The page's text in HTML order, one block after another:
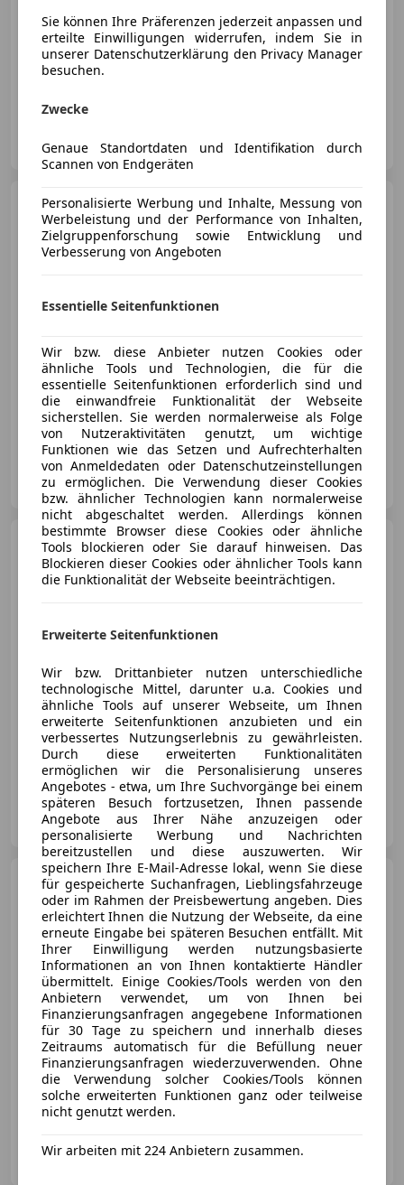
AT-2100 Korneuburg
BMW X7 MM50 i
€ 75 000
06/2022 84 000 km Benzin 390 kW (530 PS)
diplocars GmbH
AT-2100 Korneuburg
Mercedes-Benz SL 55
AMGSL 55 AMG Evolution
Mopf1
05/2006 76 000 km Benzin 380 kW (517 PS)
diplocars GmbH
AT-2100 Korneuburg
BMW Z1Z1 MY91
€ 38 990
12/1990 166 000 km Benzin 125 kW (170 PS)
diplocars GmbH
Sie können Ihre Präferenzen jederzeit anpassen und
erteilte Einwilligungen widerrufen, indem Sie in
unserer Datenschutzerklärung den Privacy Manager
besuchen.
Zwecke
Genaue Standortdaten und Identifikation durch
Scannen von Endgeräten
Personalisierte Werbung und Inhalte, Messung von
Werbeleistung und der Performance von Inhalten,
Zielgruppenforschung sowie Entwicklung und
Verbesserung von Angeboten
Essentielle Seitenfunktionen
Wir bzw. diese Anbieter nutzen Cookies oder
ähnliche Tools und Technologien, die für die
essentielle Seitenfunktionen erforderlich sind und
die einwandfreie Funktionalität der Webseite
sicherstellen. Sie werden normalerweise als Folge
von Nutzeraktivitäten genutzt, um wichtige
Funktionen wie das Setzen und Aufrechterhalten
von Anmeldedaten oder Datenschutzeinstellungen
zu ermöglichen. Die Verwendung dieser Cookies
bzw. ähnlicher Technologien kann normalerweise
nicht abgeschaltet werden. Allerdings können
bestimmte Browser diese Cookies oder ähnliche
Tools blockieren oder Sie darauf hinweisen. Das
Blockieren dieser Cookies oder ähnlicher Tools kann
die Funktionalität der Webseite beeinträchtigen.
Erweiterte Seitenfunktionen
Wir bzw. Drittanbieter nutzen unterschiedliche
technologische Mittel, darunter u.a. Cookies und
ähnliche Tools auf unserer Webseite, um Ihnen
erweiterte Seitenfunktionen anzubieten und ein
verbessertes Nutzungserlebnis zu gewährleisten.
Durch diese erweiterten Funktionalitäten
ermöglichen wir die Personalisierung unseres
Angebotes - etwa, um Ihre Suchvorgänge bei einem
späteren Besuch fortzusetzen, Ihnen passende
Angebote aus Ihrer Nähe anzuzeigen oder
personalisierte Werbung und Nachrichten
bereitzustellen und diese auszuwerten. Wir
speichern Ihre E-Mail-Adresse lokal, wenn Sie diese
für gespeicherte Suchanfragen, Lieblingsfahrzeuge
oder im Rahmen der Preisbewertung angeben. Dies
erleichtert Ihnen die Nutzung der Webseite, da eine
erneute Eingabe bei späteren Besuchen entfällt. Mit
Ihrer Einwilligung werden nutzungsbasierte
Informationen an von Ihnen kontaktierte Händler
übermittelt. Einige Cookies/Tools werden von den
Anbietern verwendet, um von Ihnen bei
Finanzierungsanfragen angegebene Informationen
für 30 Tage zu speichern und innerhalb dieses
Zeitraums automatisch für die Befüllung neuer
Finanzierungsanfragen wiederzuverwenden. Ohne
die Verwendung solcher Cookies/Tools können
solche erweiterten Funktionen ganz oder teilweise
nicht genutzt werden.
Wir arbeiten mit 224 Anbietern zusammen.